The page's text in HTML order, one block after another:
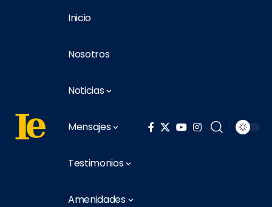
Inicio
Nosotros
Noticias
Mensajes
Testimonios
Amenidades